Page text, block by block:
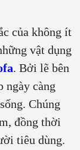
của không ít
vật dụng
. Bởi lẽ bên
ngày càng
Chúng
đồng thời
tiêu dùng.